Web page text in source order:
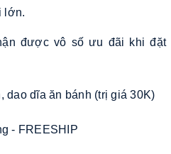
lớn.
được vô số ưu đãi khi đặt
dao dĩa ăn bánh (trị giá 30K)
- FREESHIP